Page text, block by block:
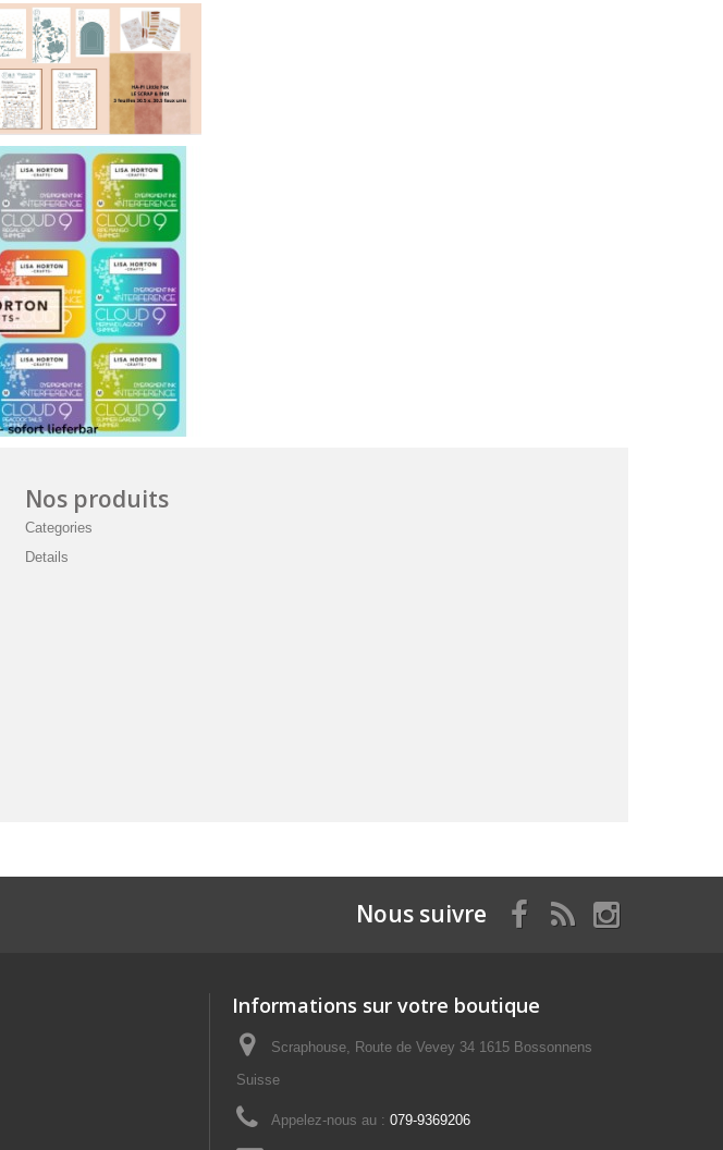
Nos produits
Categories
Details
Nous suivre
Informations sur votre boutique
Scraphouse, Route de Vevey 34 1615 Bossonnens
Suisse
Appelez-nous au : 079-9369206